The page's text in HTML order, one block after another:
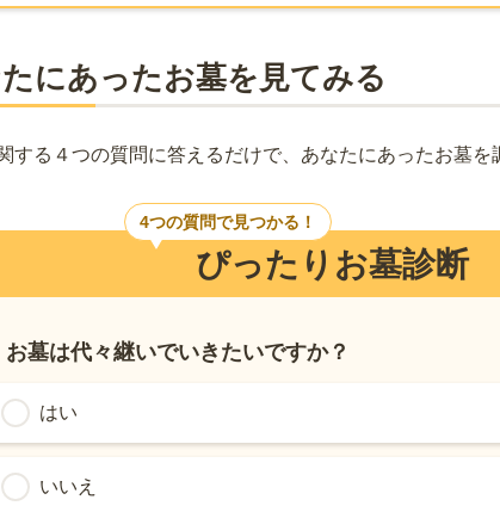
にあったお墓を見てみる
する４つの質問に答えるだけで、あなたにあったお墓を
ぴったりお墓診断
4つの質問で見つかる！
お墓は代々継いでいきたいですか？
はい
いいえ